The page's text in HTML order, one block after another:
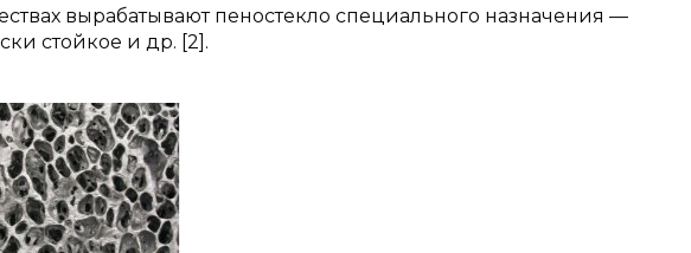
вырабатывают пеностекло специального назначения —
стойкое и др. [2].